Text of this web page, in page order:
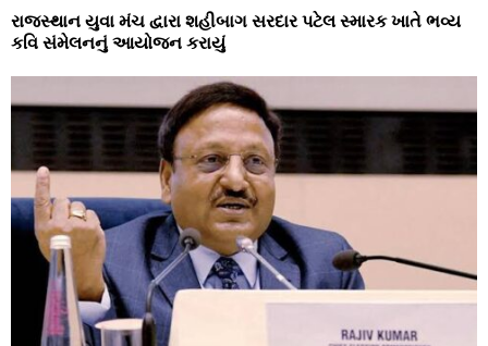
રાજસ્થાન યુવા મંચ દ્વારા શહીબાગ સરદાર પટેલ સ્મારક ખાતે ભવ્ય
કવિ સંમેલનનું આયોજન કરાયું